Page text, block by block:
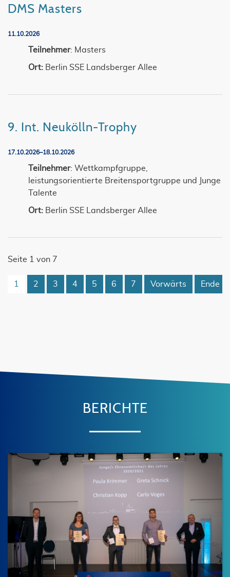
DMS Masters
11.10.2026
Teilnehmer: Masters
Ort: Berlin SSE Landsberger Allee
9. Int. Neukölln-Trophy
17.10.2026–18.10.2026
Teilnehmer: Wettkampfgruppe,
leistungsorientierte Breitensportgruppe und Junge
Talente
Ort: Berlin SSE Landsberger Allee
Seite 1 von 7
1 2 3 4 5 6 7 Vorwärts Ende
BERICHTE